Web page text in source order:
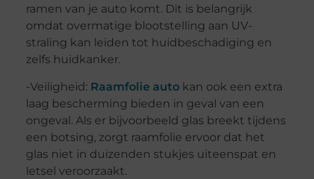
ramen van je auto komt. Dit is belangrijk
omdat overmatige blootstelling aan UV-
straling kan leiden tot huidbeschadiging en
zelfs huidkanker.
-Veiligheid: Raamfolie autokan ook een extra
laag bescherming bieden in geval van een
ongeval. Als er bijvoorbeeld glas breekt tijdens
een botsing, zorgt raamfolie ervoor dat het
glas niet in duizenden stukjes uiteenspat en
letsel veroorzaakt.